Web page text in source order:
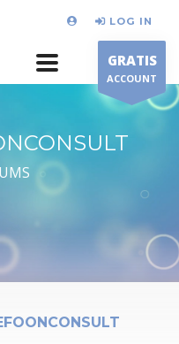
LOG IN
GRATIS
ACCOUNT